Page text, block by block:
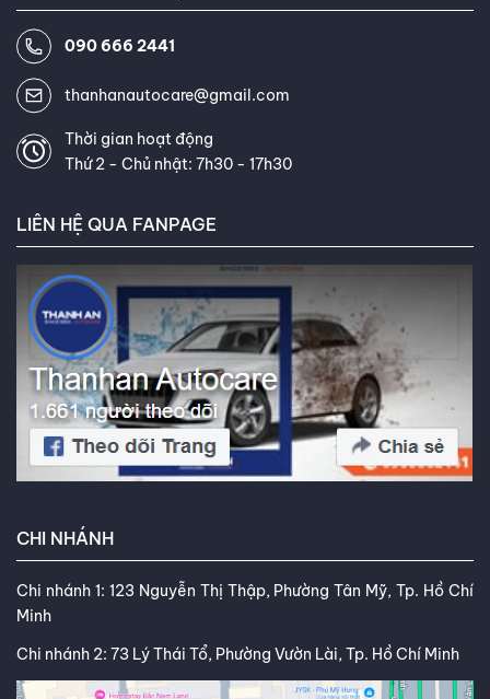
090 666 2441
thanhanautocare@gmail.com
Thời gian hoạt động
Thứ 2 - Chủ nhật: 7h30 - 17h30
LIÊN HỆ QUA FANPAGE
CHI NHÁNH
Chi nhánh 1: 123 Nguyễn Thị Thập, Phường Tân Mỹ, Tp. Hồ Chí
Minh
Chi nhánh 2: 73 Lý Thái Tổ, Phường Vườn Lài, Tp. Hồ Chí Minh